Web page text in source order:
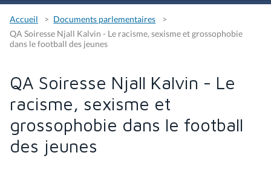
Accueil
Documents parlementaires
QA Soiresse Njall Kalvin - Le racisme, sexisme et grossophobie
dans le football des jeunes
QA Soiresse Njall Kalvin - Le
racisme, sexisme et
grossophobie dans le football
des jeunes